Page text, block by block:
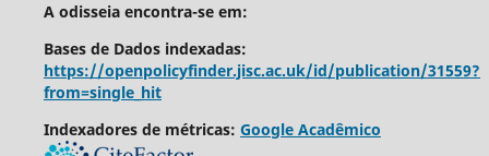
A odisseia encontra-se em:
Bases de Dados indexadas:
https://openpolicyfinder.jisc.ac.uk/id/publication/31559?
from=single_hit
Indexadores de métricas: Google Acadêmico